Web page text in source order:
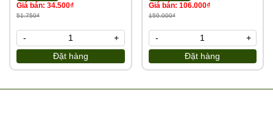
Giá bán: 34.500₫
51.750₫
Đặt hàng
- +
Giá bán: 106.000₫
159.000₫
Đặt hàng
- +